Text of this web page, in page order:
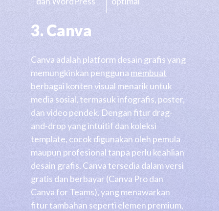
3. Canva
Canva adalah platform desain grafis yang
memungkinkan pengguna membuat
berbagai kontenvisual menarik untuk
media sosial, termasuk infografis, poster,
dan video pendek. Dengan fitur drag-
and-drop yang intuitif dan koleksi
template, cocok digunakan oleh pemula
maupun profesional tanpa perlu keahlian
desain grafis. Canva tersedia dalam versi
gratis dan berbayar (Canva Pro dan
Canva for Teams), yang menawarkan
fitur tambahan seperti elemen premium,